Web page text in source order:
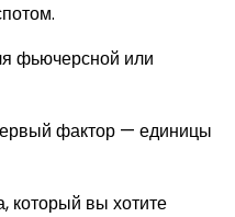
фьючерсной или
фактор — единицы
который вы хотите